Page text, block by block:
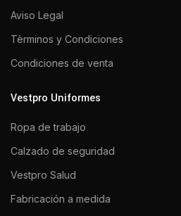
Aviso Legal
Tèrminos y Condiciones
Condiciones de venta
Vestpro Uniformes
Ropa de trabajo
Calzado de seguridad
Vestpro Salud
Fabricación a medida